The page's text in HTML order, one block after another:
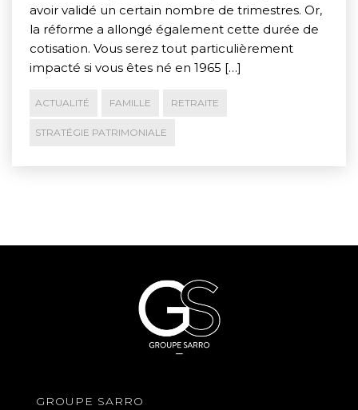
avoir validé un certain nombre de trimestres. Or,
la réforme a allongé également cette durée de
cotisation. Vous serez tout particulièrement
impacté si vous êtes né en 1965 […]
ACTUALITÉ FAMILLE RETRAITE
STRATÉGIE PATRIMONIALE
GROUPE SARRO